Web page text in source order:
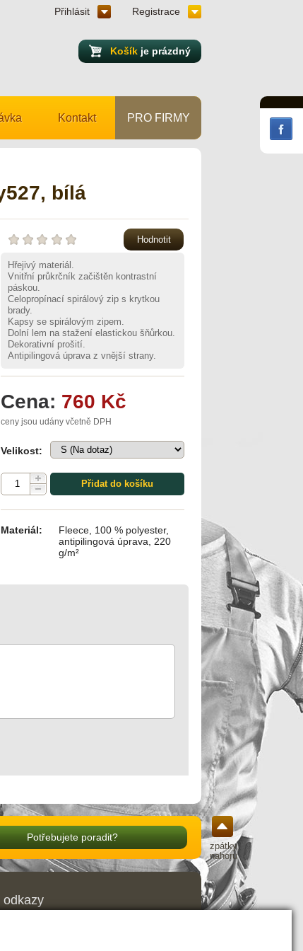
Košík je prázdný
Přihlásit Registrace
Kontakt PRO FIRMY
bílá
Hodnotit
Hřejivý materiál.
Vnitřní průkrčník začištěn kontrastní
páskou.
Celopropínací spirálový zip s krytkou
brady.
Kapsy se spirálovým zipem.
Dolní lem na stažení elastickou šňůrkou.
Dekorativní prošití.
Antipilingová úprava z vnější strany.
Cena: 760 Kč
ceny jsou udány včetně DPH
Velikost:
Přidat do košíku
Materiál:
Fleece, 100 % polyester,
antipilingová úprava, 220
g/m²
Potřebujete poradit?
odkazy
zpátky
nahoru